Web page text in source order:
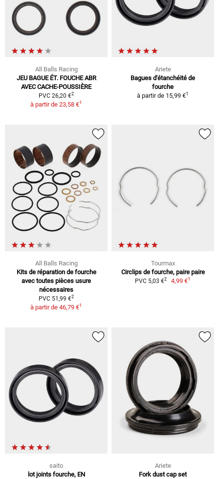
All Balls Racing
JEU BAGUE ÉT. FOUCHE ABR
AVEC CACHE-POUSSIÈRE
PVC 26,20 €2
à partir de 23,58 €1
Ariete
Bagues d'étanchéité de
fourche
à partir de 15,99 €1
All Balls Racing
Kits de réparation de fourche
avec toutes pièces usure
nécessaires
PVC 51,99 €2
à partir de 46,79 €1
Tourmax
Circlips de fourche, paire paire
PVC 5,03 €2 4,99 €1
saito
lot joints fourche, EN
Ariete
Fork dust cap set